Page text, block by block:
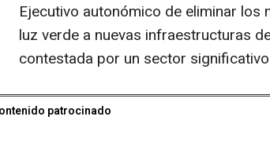
Ejecutivo autonómico de eliminar
luz verde a nuevas infraestructuras
contestada por un sector
patrocinado